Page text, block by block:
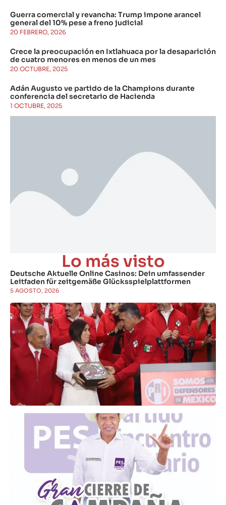
Guerra comercial y revancha: Trump impone arancel
general del 10% pese a freno judicial
20 FEBRERO, 2026
Crece la preocupación en Ixtlahuaca por la desaparición
de cuatro menores en menos de un mes
20 OCTUBRE, 2025
Adán Augusto ve partido de la Champions durante
conferencia del secretario de Hacienda
1 OCTUBRE, 2025
Lo más visto
Deutsche Aktuelle Online Casinos: Dein umfassender
Leitfaden für zeitgemäße Glücksspielplattformen
5 AGOSTO, 2026